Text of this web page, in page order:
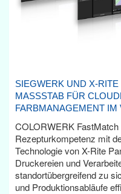
SIEGWERK UND X-
MASSSTAB FÜR
ARBMANAGEMENT IM
COLORWERK
Rezepturkompetenz mit
Technologie von X-Rite
Druckereien und
standortübergreifend zu
und Produktionsabläufe